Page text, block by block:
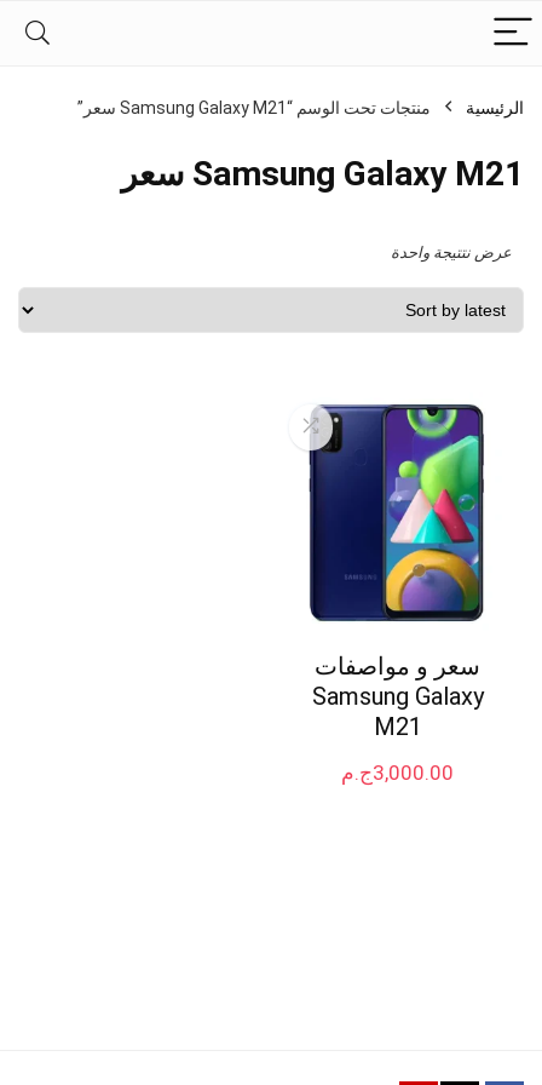
الرئيسية منتجات تحت الوسم “Samsung Galaxy M21 سعر”
Samsung Galaxy M21 سعر
عرض نتتيجة واحدة
سعر و مواصفات
Samsung Galaxy
M21
ج.م3,000.00